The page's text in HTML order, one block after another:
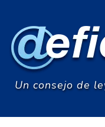
contenido
Un consejo de